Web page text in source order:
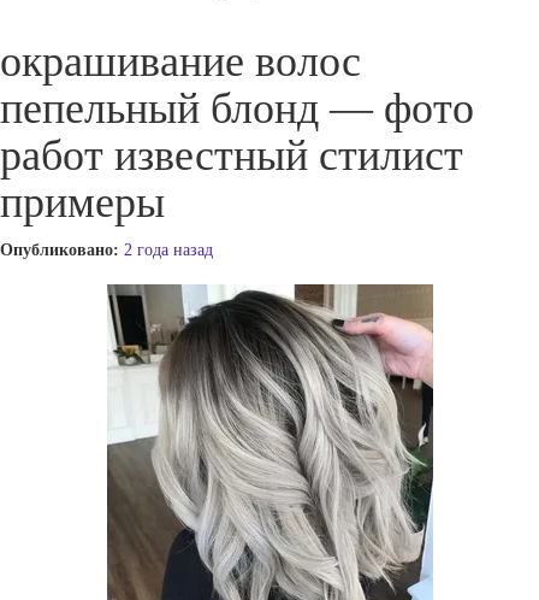
окрашивание волос
пепельный блонд — фото
работ известный стилист
примеры
Опубликовано: 2 года назад